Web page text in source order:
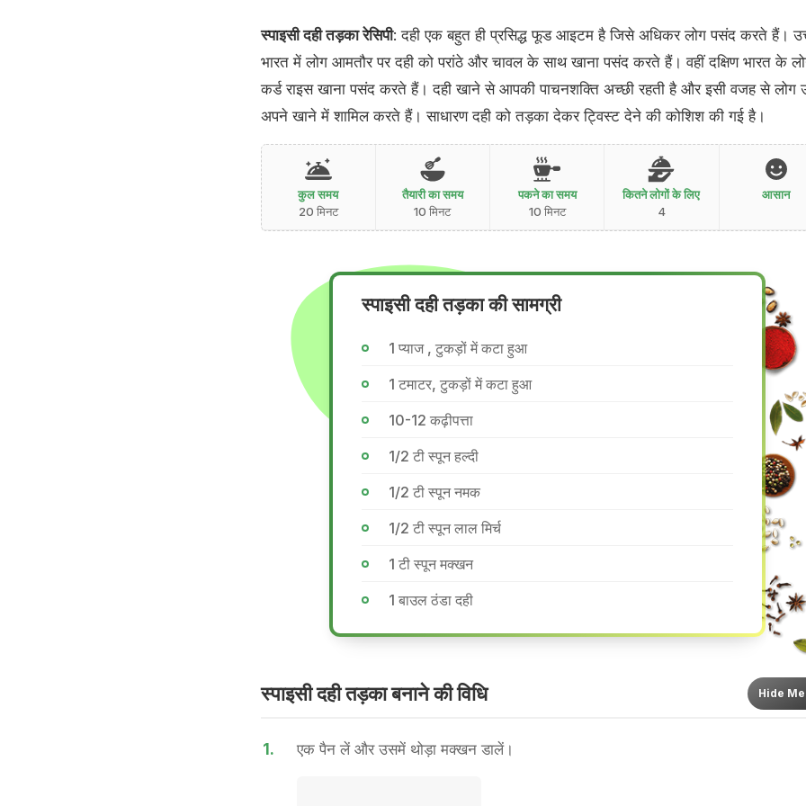
स्पाइसी दही तड़का रेसिपी: दही एक बहुत ही प्रसिद्ध फूड आइटम है जिसे अधिकर लोग पसंद करते हैं।
भारत में लोग आमतौर पर दही को परांठे और चावल के साथ खाना पसंद करते हैं। वहीं दक्षिण भारत के
कर्ड राइस खाना पसंद करते हैं। दही खाने से आपकी पाचनशक्ति अच्छी रहती है और इसी वजह से लोग
अपने खाने में शामिल करते हैं। साधारण दही को तड़का देकर ट्विस्ट देने की कोशिश की गई है।
कुल समय
20 मिनट
तैयारी का समय
10 मिनट
पकने का समय
10 मिनट
कितने लोगों के लिए
4
आसान
स्पाइसी दही तड़का की सामग्री
1 प्याज , टुकड़ों में कटा हुआ
1 टमाटर, टुकड़ों में कटा हुआ
10-12 कढ़ीपत्ता
1/2 टी स्पून हल्दी
1/2 टी स्पून नमक
1/2 टी स्पून लाल मिर्च
1 टी स्पून मक्खन
1 बाउल ठंडा दही
स्पाइसी दही तड़का बनाने की वि​धि Hide
1. एक पैन लें और उसमें थोड़ा मक्खन डालें।